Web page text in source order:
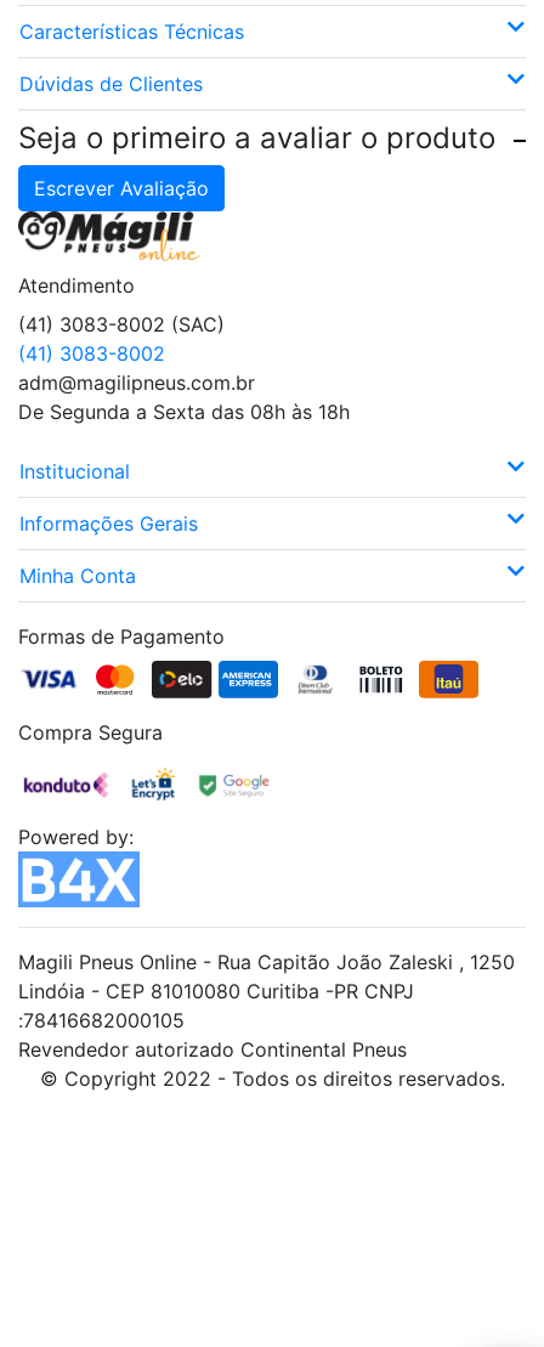
Características Técnicas
Dúvidas de Clientes
Seja o primeiro a avaliar o produto
Escrever Avaliação
Atendimento
(41) 3083-8002 (SAC)
(41) 3083-8002
adm@magilipneus.com.br
De Segunda a Sexta das 08h às 18h
Institucional
Informações Gerais
Minha Conta
Formas de Pagamento
Compra Segura
Powered by:
Magili Pneus Online - Rua Capitão João Zaleski , 1250
Lindóia - CEP 81010080 Curitiba -PR CNPJ
:78416682000105
Revendedor autorizado Continental Pneus
© Copyright 2022 - Todos os direitos reservados.